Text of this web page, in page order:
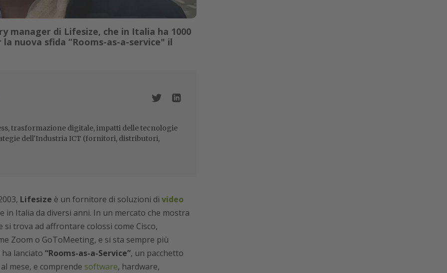
manager di Lifesize, che in Italia ha 1000
nuova sfida “Rooms-as-a-service" il
trasformazione digitale, impatti delle tecnologie
dell'Industria ICT (fornitori, distributori,
Lifesize è un fornitore di soluzioni di video
in Italia da diversi anni. In un mercato che mostra
si trova ad affrontare colossi come Cisco,
Zoom o GoToMeeting, e si sta sempre più
lanciato “Rooms-as-a-Service”, un pacchetto
mese, e comprende software, hardware,